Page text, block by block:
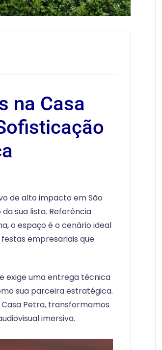
na Casa
de alto impacto em São
sua lista. Referência
o espaço é o cenário ideal
empresariais que
exige uma entrega técnica
sua parceira estratégica.
Petra, transformamos
imersiva.